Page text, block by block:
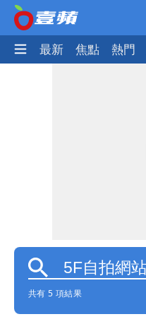
最新 焦點 熱門
共有 5 項結果